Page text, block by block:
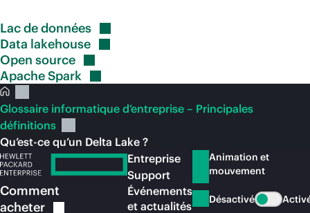
Lac dedonnées
Data lakehouse
Open source
ApacheSpark
Glossaire informatique d’entreprise – Principales
définitions
Qu’est-ce qu’un Delta Lake ?
Comment
acheter
Entreprise
Support
Événements
et actualités
Animation et
mouvement
Désactivé